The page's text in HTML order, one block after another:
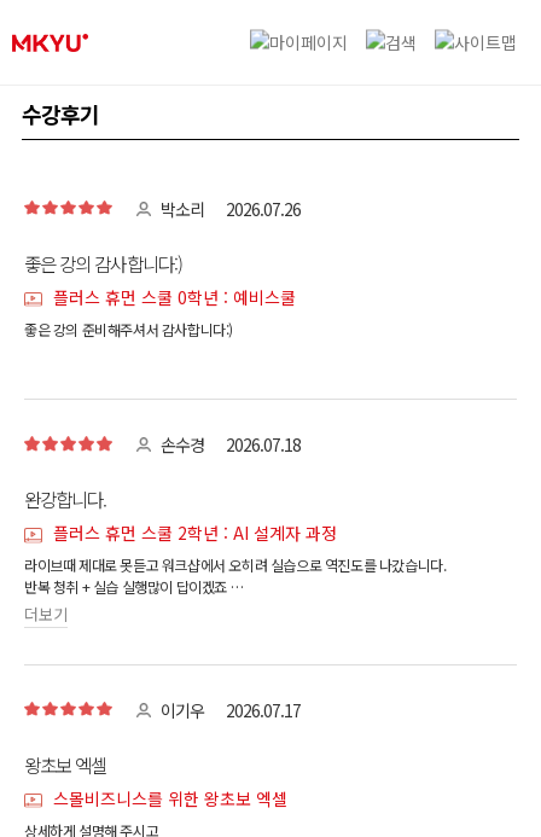
수강후기
박소리 2026.07.26
좋은 강의 감사합니다:)
플러스 휴먼 스쿨 0학년 : 예비스쿨
좋은 강의 준비해주셔서 감사합니다:)
손수경 2026.07.18
완강합니다.
플러스 휴먼 스쿨 2학년 : AI 설계자 과정
라이브때 제대로 못듣고 워크샵에서 오히려 실습으로 역진도를 나갔습니다.
반복 청취 + 실습 실행많이 답이겠죠
AI 워크플로우까지 전체를 볼 수 있어 좋았구요
더보기
이기우 2026.07.17
왕초보 엑셀
스몰비즈니스를 위한 왕초보 엑셀
상세하게 설명해 주시고